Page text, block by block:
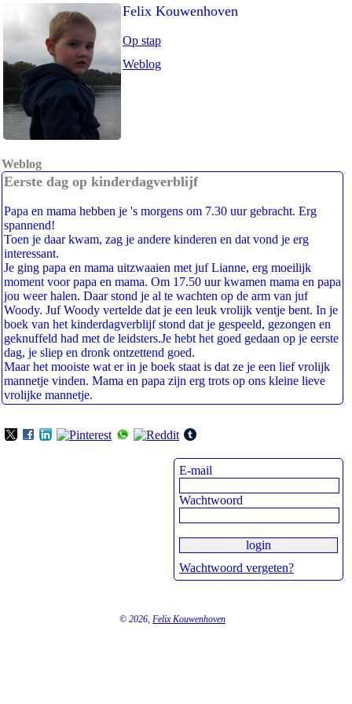
Felix Kouwenhoven
Op stap
Weblog
Weblog
Eerste dag op kinderdagverblijf
Papa en mama hebben je 's morgens om 7.30 uur gebracht. Erg
spannend!
Toen je daar kwam, zag je andere kinderen en dat vond je erg
interessant.
Je ging papa en mama uitzwaaien met juf Lianne, erg moeilijk
moment voor papa en mama. Om 17.50 uur kwamen mama en papa
jou weer halen. Daar stond je al te wachten op de arm van juf
Woody. Juf Woody vertelde dat je een leuk vrolijk ventje bent. In je
boek van het kinderdagverblijf stond dat je gespeeld, gezongen en
geknuffeld had met de leidsters.Je hebt het goed gedaan op je eerste
dag, je sliep en dronk ontzettend goed.
Maar het mooiste wat er in je boek staat is dat ze je een lief vrolijk
mannetje vinden. Mama en papa zijn erg trots op ons kleine lieve
vrolijke mannetje.
E-mail
Wachtwoord
Wachtwoord vergeten?
© 2026, Felix Kouwenhoven